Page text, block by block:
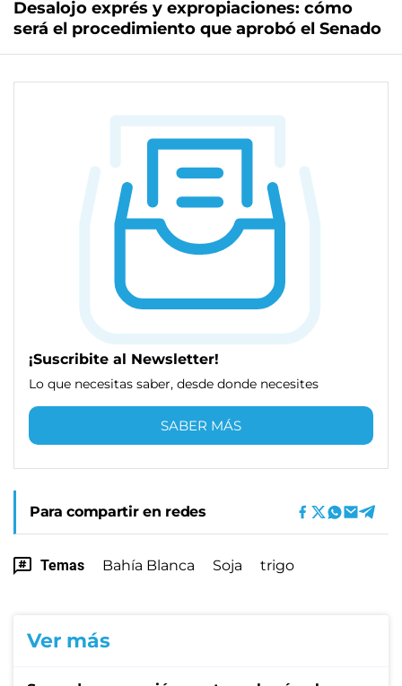
Desalojo exprés y expropiaciones: cómo
será el procedimiento que aprobó el Senado
¡Suscribite al Newsletter!
Lo que necesitas saber, desde donde necesites
SABER MÁS
Para compartir en redes
Temas Bahía Blanca Soja trigo
Ver más